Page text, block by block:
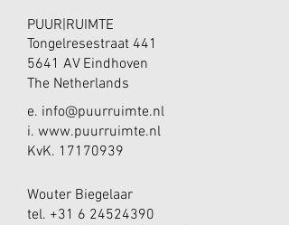
Wouter Biegelaar
tel. +31 6 24524390
PUUR|RUIMTE
Tongelresestraat 441
5641 AV Eindhoven
The Netherlands
e. info@puurruimte.nl
i. www.puurruimte.nl
KvK. 17170939